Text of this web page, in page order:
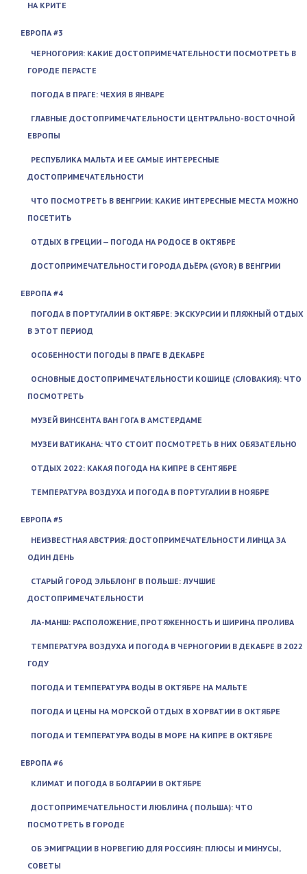
НА КРИТЕ
ЕВРОПА #3
ЧЕРНОГОРИЯ: КАКИЕ ДОСТОПРИМЕЧАТЕЛЬНОСТИ ПОСМОТРЕТЬ В
ГОРОДЕ ПЕРАСТЕ
ПОГОДА В ПРАГЕ: ЧЕХИЯ В ЯНВАРЕ
ГЛАВНЫЕ ДОСТОПРИМЕЧАТЕЛЬНОСТИ ЦЕНТРАЛЬНО-ВОСТОЧНОЙ
ЕВРОПЫ
РЕСПУБЛИКА МАЛЬТА И ЕЕ САМЫЕ ИНТЕРЕСНЫЕ
ДОСТОПРИМЕЧАТЕЛЬНОСТИ
ЧТО ПОСМОТРЕТЬ В ВЕНГРИИ: КАКИЕ ИНТЕРЕСНЫЕ МЕСТА МОЖНО
ПОСЕТИТЬ
ОТДЫХ В ГРЕЦИИ — ПОГОДА НА РОДОСЕ В ОКТЯБРЕ
ДОСТОПРИМЕЧАТЕЛЬНОСТИ ГОРОДА ДЬЁРА (GYOR) В ВЕНГРИИ
ЕВРОПА #4
ПОГОДА В ПОРТУГАЛИИ В ОКТЯБРЕ: ЭКСКУРСИИ И ПЛЯЖНЫЙ ОТДЫХ
В ЭТОТ ПЕРИОД
ОСОБЕННОСТИ ПОГОДЫ В ПРАГЕ В ДЕКАБРЕ
ОСНОВНЫЕ ДОСТОПРИМЕЧАТЕЛЬНОСТИ КОШИЦЕ (СЛОВАКИЯ): ЧТО
ПОСМОТРЕТЬ
МУЗЕЙ ВИНСЕНТА ВАН ГОГА В АМСТЕРДАМЕ
МУЗЕИ ВАТИКАНА: ЧТО СТОИТ ПОСМОТРЕТЬ В НИХ ОБЯЗАТЕЛЬНО
ОТДЫХ 2022: КАКАЯ ПОГОДА НА КИПРЕ В СЕНТЯБРЕ
ТЕМПЕРАТУРА ВОЗДУХА И ПОГОДА В ПОРТУГАЛИИ В НОЯБРЕ
ЕВРОПА #5
НЕИЗВЕСТНАЯ АВСТРИЯ: ДОСТОПРИМЕЧАТЕЛЬНОСТИ ЛИНЦА ЗА
ОДИН ДЕНЬ
СТАРЫЙ ГОРОД ЭЛЬБЛОНГ В ПОЛЬШЕ: ЛУЧШИЕ
ДОСТОПРИМЕЧАТЕЛЬНОСТИ
ЛА-МАНШ: РАСПОЛОЖЕНИЕ, ПРОТЯЖЕННОСТЬ И ШИРИНА ПРОЛИВА
ТЕМПЕРАТУРА ВОЗДУХА И ПОГОДА В ЧЕРНОГОРИИ В ДЕКАБРЕ В 2022
ГОДУ
ПОГОДА И ТЕМПЕРАТУРА ВОДЫ В ОКТЯБРЕ НА МАЛЬТЕ
ПОГОДА И ЦЕНЫ НА МОРСКОЙ ОТДЫХ В ХОРВАТИИ В ОКТЯБРЕ
ПОГОДА И ТЕМПЕРАТУРА ВОДЫ В МОРЕ НА КИПРЕ В ОКТЯБРЕ
ЕВРОПА #6
КЛИМАТ И ПОГОДА В БОЛГАРИИ В ОКТЯБРЕ
ДОСТОПРИМЕЧАТЕЛЬНОСТИ ЛЮБЛИНА ( ПОЛЬША): ЧТО
ПОСМОТРЕТЬ В ГОРОДЕ
ОБ ЭМИГРАЦИИ В НОРВЕГИЮ ДЛЯ РОССИЯН: ПЛЮСЫ И МИНУСЫ,
СОВЕТЫ